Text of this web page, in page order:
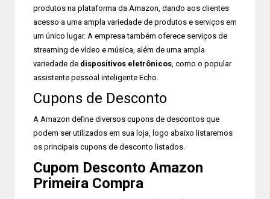
produtos na plataforma da Amazon, dando aos clientes
acesso a uma ampla variedade de produtos e serviços em
um único lugar. A empresa também oferece serviços de
streaming de vídeo e música, além de uma ampla
variedade de dispositivos eletrônicos, como o popular
assistente pessoal inteligente Echo.
Cupons de Desconto
A Amazon define diversos cupons de descontos que
podem ser utilizados em sua loja, logo abaixo listaremos
os principais cupons de desconto listados.
Cupom Desconto Amazon
Primeira Compra